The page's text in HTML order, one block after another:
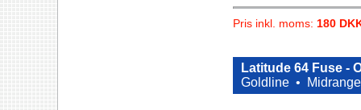
Pris inkl. moms: 180
Latitude 64 Fuse -
Goldline •
Midrange